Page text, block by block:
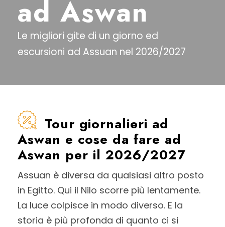
ad Aswan
Le migliori gite di un giorno ed
escursioni ad Assuan nel 2026/2027
Tour giornalieri ad
Aswan e cose da fare ad
Aswan per il 2026/2027
Assuan è diversa da qualsiasi altro posto
in Egitto. Qui il Nilo scorre più lentamente.
La luce colpisce in modo diverso. E la
storia è più profonda di quanto ci si